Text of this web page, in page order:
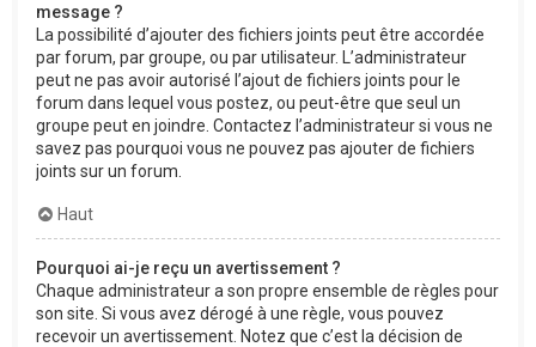
message ?
La possibilité d’ajouter des fichiers joints peut être accordée
par forum, par groupe, ou par utilisateur. L’administrateur
peut ne pas avoir autorisé l’ajout de fichiers joints pour le
forum dans lequel vous postez, ou peut-être que seul un
groupe peut en joindre. Contactez l’administrateur si vous ne
savez pas pourquoi vous ne pouvez pas ajouter de fichiers
joints sur un forum.
Haut
Pourquoi ai-je reçu un avertissement ?
Chaque administrateur a son propre ensemble de règles pour
son site. Si vous avez dérogé à une règle, vous pouvez
recevoir un avertissement. Notez que c’est la décision de